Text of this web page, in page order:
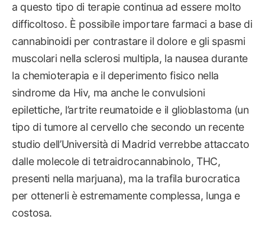
a questo tipo di terapie continua ad essere molto
difficoltoso. È possibile importare farmaci a base di
cannabinoidi per contrastare il dolore e gli spasmi
muscolari nella sclerosi multipla, la nausea durante
la chemioterapia e il deperimento fisico nella
sindrome da Hiv, ma anche le convulsioni
epilettiche, l’artrite reumatoide e il glioblastoma (un
tipo di tumore al cervello che secondo un recente
studio dell’Università di Madrid verrebbe attaccato
dalle molecole di tetraidrocannabinolo, THC,
presenti nella marjuana), ma la trafila burocratica
per ottenerli è estremamente complessa, lunga e
costosa.